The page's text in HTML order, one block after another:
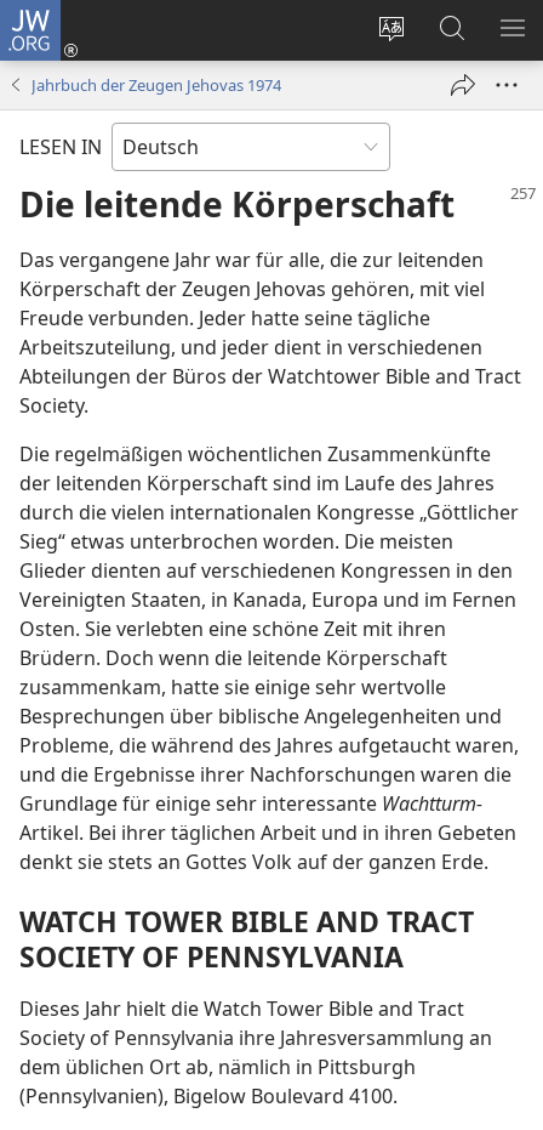
JW.ORG
Websitesprache
ändern
Anmelden
(öffnet
Suche
Jahrbuch der Zeugen Jehovas 1974
LESEN IN
Die leitende Körperschaft
Das vergangene Jahr war für alle, die zur leitenden
Körperschaft der Zeugen Jehovas gehören, mit viel
Freude verbunden. Jeder hatte seine tägliche
Arbeitszuteilung, und jeder dient in verschiedenen
Abteilungen der Büros der Watchtower Bible and Tract
Society.
Die regelmäßigen wöchentlichen Zusammenkünfte
der leitenden Körperschaft sind im Laufe des Jahres
durch die vielen internationalen Kongresse „Göttlicher
Sieg“ etwas unterbrochen worden. Die meisten
Glieder dienten auf verschiedenen Kongressen in den
Vereinigten Staaten, in Kanada, Europa und im Fernen
Osten. Sie verlebten eine schöne Zeit mit ihren
Brüdern. Doch wenn die leitende Körperschaft
zusammenkam, hatte sie einige sehr wertvolle
Besprechungen über biblische Angelegenheiten und
Probleme, die während des Jahres aufgetaucht waren,
und die Ergebnisse ihrer Nachforschungen waren die
Grundlage für einige sehr interessante Wachtturm-
Artikel. Bei ihrer täglichen Arbeit und in ihren Gebeten
denkt sie stets an Gottes Volk auf der ganzen Erde.
WATCH TOWER BIBLE AND TRACT
SOCIETY OF PENNSYLVANIA
Dieses Jahr hielt die Watch Tower Bible and Tract
Society of Pennsylvania ihre Jahresversammlung an
dem üblichen Ort ab, nämlich in Pittsburgh
(Pennsylvanien), Bigelow Boulevard 4100.